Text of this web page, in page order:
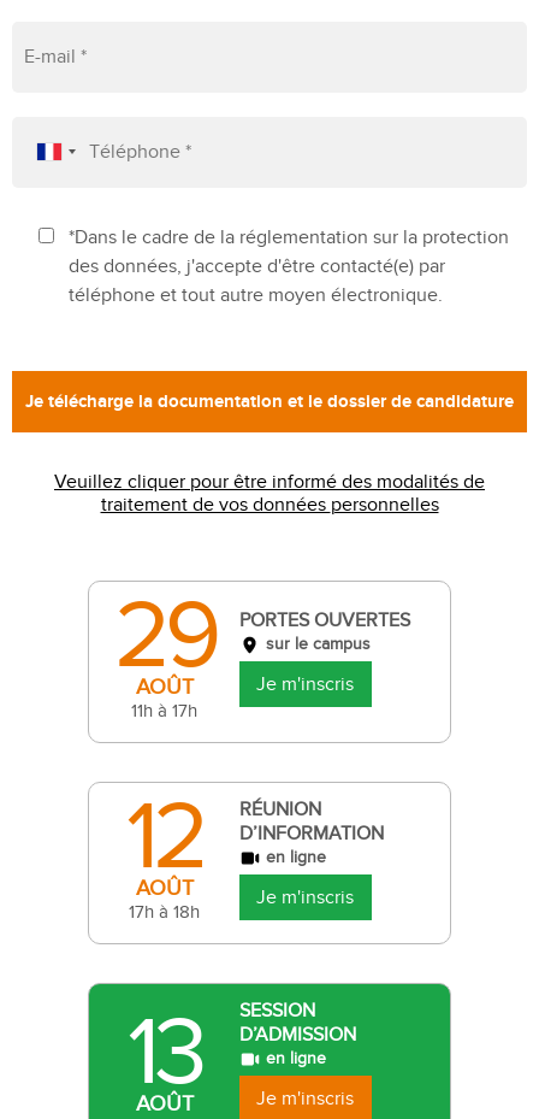
*Dans le cadre de la réglementation sur la protection
des données, j'accepte d'être contacté(e) par
téléphone et tout autre moyen électronique.
Veuillez cliquer pour être informé des modalités de
traitement de vos données personnelles
29
AOÛT
11h à 17h
PORTES OUVERTES
sur le campus
Je m'inscris
12
AOÛT
17h à 18h
RÉUNION
D’INFORMATION
en ligne
Je m'inscris
13
AOÛT
SESSION
D’ADMISSION
en ligne
Je m'inscris